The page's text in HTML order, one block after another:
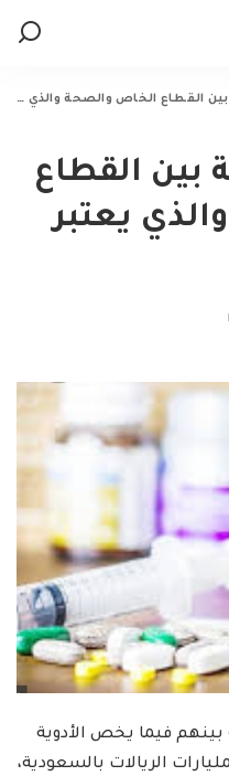
الخاص والصحة والذي يعتبر تفريط ام إفراط
بين القطاع
يعتبر
فيما يخص الأدوية
الريالات بالسعودية،